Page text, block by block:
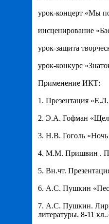
урок-концерт «Мы
инсценирование
урок-защита
урок-конкурс
Применение ИКТ:
1. Презентация
2. Э.А. Гофман
3. Н.В. Гоголь
4. М.М. Пришвин .
5. Вн.чт.
6. А.С. Пушкин
7. А.С. Пушкин.
литературы. 8-11